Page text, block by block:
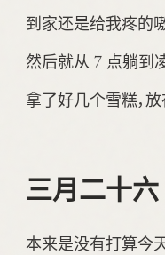
到家还是给我疼的
然后就从 7 点躺到
拿了好几个雪糕，放
三月二十六
本来是没有打算今